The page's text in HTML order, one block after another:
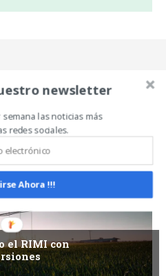
ALL
el RIMI con
newsletter
las noticias más
redes sociales.
Ahora !!!